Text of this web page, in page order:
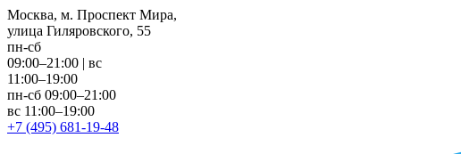
Москва, м. Проспект Мира,
улица Гиляровского, 55
пн-сб
09:00–21:00 | вс
11:00–19:00
пн-сб 09:00–21:00
вс 11:00–19:00
+7 (495) 681-19-48